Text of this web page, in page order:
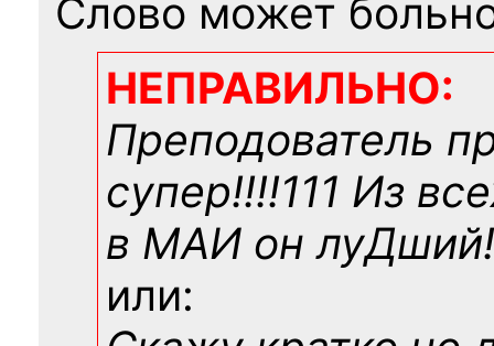
Слово может
НЕПРАВИЛЬНО:
Преподователь
супер!!!!111 Из
в МАИ он
или: